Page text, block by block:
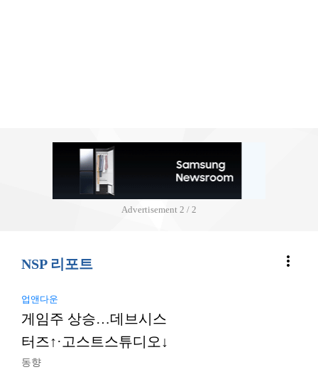
Advertisement 2 / 2
NSP 리포트 more_vert
업앤다운
게임주 상승…데브시스
터즈↑·고스트스튜디오↓
동향